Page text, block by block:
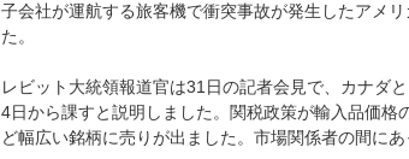
子会社が運航する旅客機で衝突事故が発生したアメ
た。
レビット大統領報道官は31日の記者会見で、カナダ
4日から課すと説明しました。関税政策が輸入品価
ど幅広い銘柄に売りが出ました。市場関係者の間に